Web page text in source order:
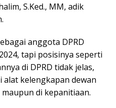
S.Ked., MM, adik
anggota DPRD
tapi posisinya seperti
di DPRD tidak jelas,
alat kelengkapan dewan
di kepanitiaan.